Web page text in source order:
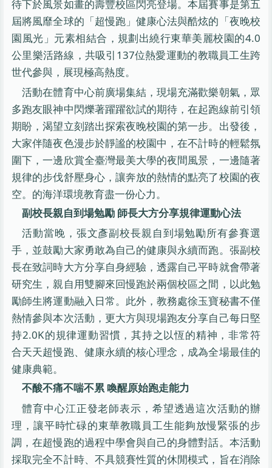
待下於風景如畫的壽豐校區閃亮登場。本屆賽事是第五
屆將風靡全球的「超慢跑」健康心法與酷炫的「夜晚校
園風光」元素相結合，規劃出繞行東華美麗校園的4.0
公里樂活路線，共吸引137位熱愛運動的教職員工生跨
世代參與，展現極高熱度。
活動在體育中心前廣場集結，現場充滿歡樂朝氣，眾
多跑友眼神中閃爍著躍躍欲試的期待，在起跑線前引領
期盼，渴望立刻踏出探索夜晚校園的第一步。出發後，
大家伴隨夜色漫步於靜謐的校園中，在不計時的輕鬆氛
圍下，一邊欣賞全臺灣最美大學的夜間風景，一邊隨著
規律的步伐舒壓身心，讓奔放的熱情的點亮了校園的夜
空。的海洋環境教育盡一份心力。
副校長親自到場勉勵 師長大方分享規律運動心法
活動當晚，張文彥副校長親自到場勉勵所有參賽選
手，並鼓勵大家勇敢為自己的健康與永續而跑。張副校
長在致詞時大方分享自身經驗，透露自己平時就會帶著
研究生，親自用雙腳來回慢跑於兩個校區之間，以此勉
勵師生將運動融入日常。此外，教務處徐玉寶秘書不僅
熱情參與本次活動，更大方與現場跑友分享自己每日堅
持2.0K的規律運動習慣，其持之以恆的精神，非常符
合天天超慢跑、健康永續的核心理念，成為全場最佳的
健康典範。
不酸不痛不喘不累 喚醒原始跑走能力
體育中心江正發老師表示，希望透過這次活動的辦
理，讓平時忙碌的東華教職員工生能夠放慢緊張的步
調，在超慢跑的過程中學會與自己的身體對話。本活動
採取完全不計時、不具競賽性質的休閒模式，旨在消除